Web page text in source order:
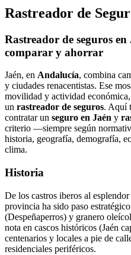
Rastreador de
Rastreador de seguros
comparar y ahorrar
Jaén, en Andalucía, combina
y ciudades renacentistas. Ese
movilidad y actividad
un rastreador de seguros. Aquí
contratar un seguro en Jaén y
criterio —siempre según
historia, geografía, demografía,
clima.
Historia
De los castros iberos al
provincia ha sido paso
(Despeñaperros) y granero
nota en cascos históricos (Jaén
centenarios y locales a pie de
residenciales periféricos.